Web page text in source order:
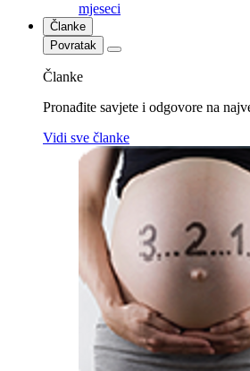
mjeseci
Članke
Povratak
Članke
Pronađite savjete i odgovore na
Vidi sve članke